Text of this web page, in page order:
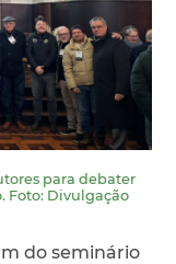
para debater
Foto: Divulgação
do seminário